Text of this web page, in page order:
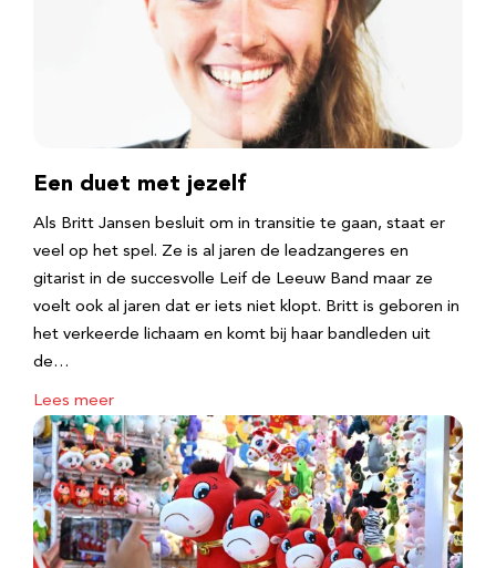
Een duet met jezelf
Als Britt Jansen besluit om in transitie te gaan, staat er
veel op het spel. Ze is al jaren de leadzangeres en
gitarist in de succesvolle Leif de Leeuw Band maar ze
voelt ook al jaren dat er iets niet klopt. Britt is geboren in
het verkeerde lichaam en komt bij haar bandleden uit
de…
Lees meer